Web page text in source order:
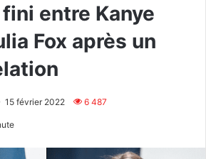
fini entre Kanye
Fox après un
15 février 2022 6 487